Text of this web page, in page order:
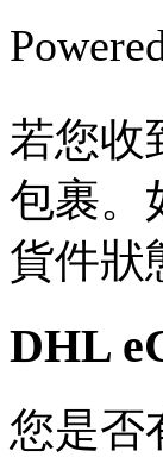
若您收
包裹。
貨件狀
DHL
您是否